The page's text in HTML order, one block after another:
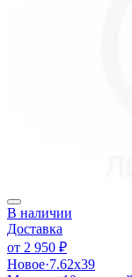
В наличии
Доставка
от 2 950 ₽
Новое·7.62х39